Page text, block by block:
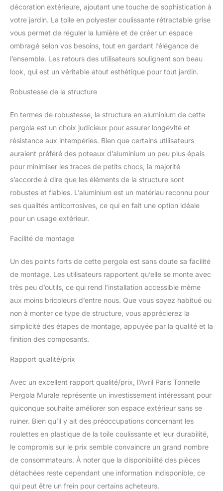
longtemps sans
entretien ✨TOILE
ROBUSTE : la toile
coulissante de couleur
grise est montée sur rails
et est très maniable. Il
suffit de tirer à l'aide de la
est 100% en polyester de
résistant aux intempéries
ainsi qu'aux rayons UV
permettant une
utilisation optimale de
cette tonnelle de jardin
exterieur ✨GRAND
ESPACE D'OMBRAGE :
élégante, cette tonnelle
espace ombragé avec
vos proches
✨RÉSISTANTE À LA VIE
EXTÉRIEURE : sa
structure en aluminium
est fiable et protégée par
une peinture
fabriquées en acier
recouvert d'époxy pour
plus de robustesse
✨ENTRETIEN FACILE : la
toile est lavable en
machine à 40°C. Elle est
fabriquée en polyester de
haute qualité résistant
aux intempéries ainsi
qu'aux rayons UV
décoration extérieure, ajoutant une touche de sophistication à
votre jardin. La toile en polyester coulissante rétractable grise
vous permet de réguler la lumière et de créer un espace
ombragé selon vos besoins, tout en gardant l’élégance de
l’ensemble. Les retours des utilisateurs soulignent son beau
look, qui est un véritable atout esthétique pour tout jardin.
Robustesse de la structure
En termes de robustesse, la structure en aluminium de cette
pergola est un choix judicieux pour assurer longévité et
résistance aux intempéries. Bien que certains utilisateurs
auraient préféré des poteaux d’aluminium un peu plus épais
pour minimiser les traces de petits chocs, la majorité
s’accorde à dire que les éléments de la structure sont
robustes et fiables. L’aluminium est un matériau reconnu pour
ses qualités anticorrosives, ce qui en fait une option idéale
pour un usage extérieur.
Facilité de montage
Un des points forts de cette pergola est sans doute sa facilité
de montage. Les utilisateurs rapportent qu’elle se monte avec
très peu d’outils, ce qui rend l’installation accessible même
aux moins bricoleurs d’entre nous. Que vous soyez habitué ou
non à monter ce type de structure, vous apprécierez la
simplicité des étapes de montage, appuyée par la qualité et la
finition des composants.
Rapport qualité/prix
Avec un excellent rapport qualité/prix, l’Avril Paris Tonnelle
Pergola Murale représente un investissement intéressant pour
quiconque souhaite améliorer son espace extérieur sans se
ruiner. Bien qu’il y ait des préoccupations concernant les
roulettes en plastique de la toile coulissante et leur durabilité,
le compromis sur le prix semble convaincre un grand nombre
de consommateurs. À noter que la disponibilité des pièces
détachées reste cependant une information indisponible, ce
qui peut être un frein pour certains acheteurs.